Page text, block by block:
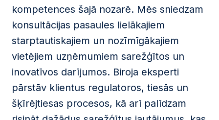
kompetences šajā nozarē. Mēs sniedzam
konsultācijas pasaules lielākajiem
starptautiskajiem un nozīmīgākajiem
vietējiem uzņēmumiem sarežģītos un
inovatīvos darījumos. Biroja eksperti
pārstāv klientus regulatoros, tiesās un
šķīrējtiesas procesos, kā arī palīdzam